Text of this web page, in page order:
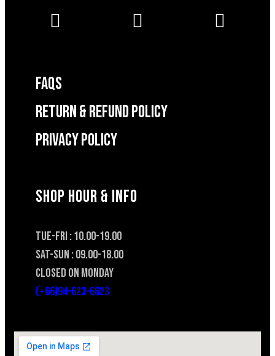
FAQS
RETURN & REFUND POLICY
Privacy Policy
SHOP HOUR & INFO
TUE-FRI : 10.00-19.00
SAT-SUN : 09.00-18.00
CLOSED ON MONDAY
(+66)94-623-6623